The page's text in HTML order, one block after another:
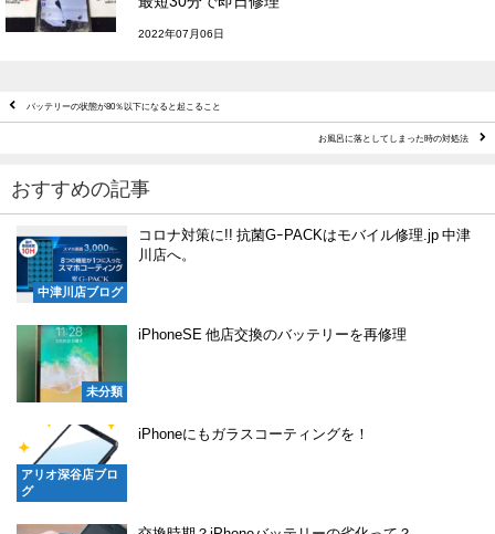
2022年07月06日
バッテリーの状態が80％以下になると起こること
お風呂に落としてしまった時の対処法
おすすめの記事
中津川店ブログ
コロナ対策に!! 抗菌GｰPACKはモバイル修理.jp 中津
川店へ。
未分類
iPhoneSE 他店交換のバッテリーを再修理
アリオ深谷店ブロ
グ
iPhoneにもガラスコーティングを！